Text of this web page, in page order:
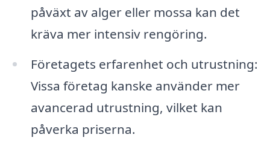
påväxt av alger eller mossa kan det
kräva mer intensiv rengöring.
Företagets erfarenhet och utrustning:
Vissa företag kanske använder mer
avancerad utrustning, vilket kan
påverka priserna.